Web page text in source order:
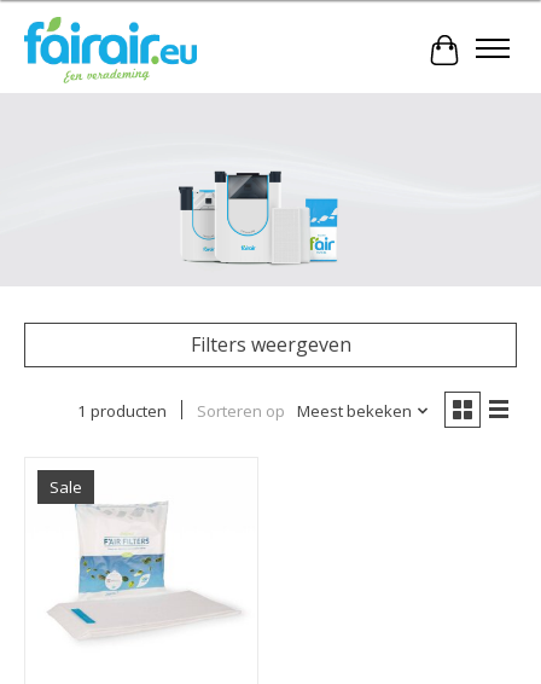
Filters weergeven
1 producten Sorteren op Meest bekeken
Sale